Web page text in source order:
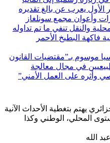
الأول يعرب عن بالغ تقديره
وأعوان مجمع سونلغاز
والنقل تنفي ما تم تداوله
البطيخ الأحمر
موسوم بـ”مقتضيات القانون
في مجال معالجة
وأثره على العمل الأمني”
يهتم بتغطية الأحداث الآنية
المحلي، الوطني وكذا
الله